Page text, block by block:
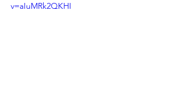
v=aIuMRk2QKHI